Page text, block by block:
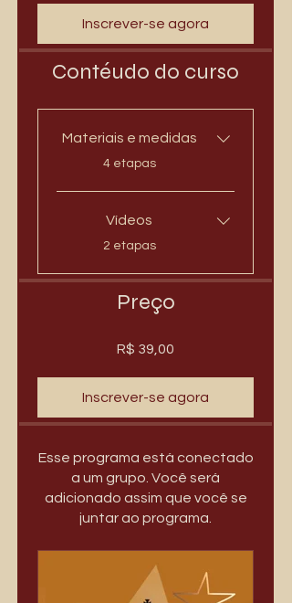
Inscrever-se agora
Contéudo do curso
Materiais e medidas
.
4 etapas
Vídeos
.
2 etapas
Preço
R$ 39,00
Inscrever-se agora
Esse programa está conectado
a um grupo. Você será
adicionado assim que você se
juntar ao programa.